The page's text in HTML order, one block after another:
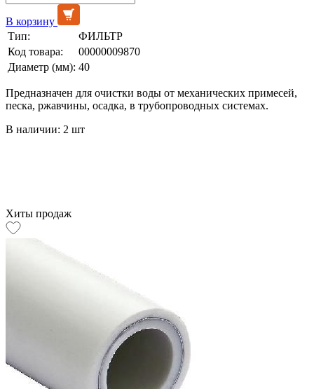
В корзину
Тип:
ФИЛЬТР
Код товара:
00000009870
Диаметр (мм): 40
Предназначен для очистки воды от механических примесей,
песка, ржавчины, осадка, в трубопроводных системах.
В наличии: 2 шт
Хиты продаж